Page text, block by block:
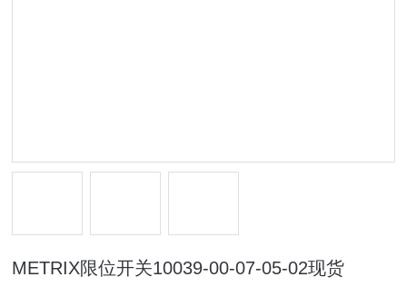
METRIX限位开关10039-00-07-05-02现货